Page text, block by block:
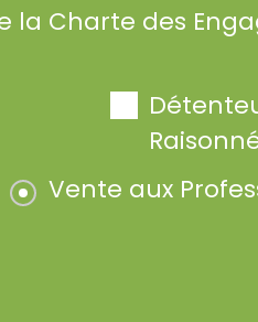
la Charte des
Vente aux